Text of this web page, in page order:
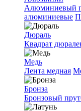
Алюминиевый
алюминиевые
Дюраль
Квадрат
Медь
Лента медная
Бронза
Бронзовый